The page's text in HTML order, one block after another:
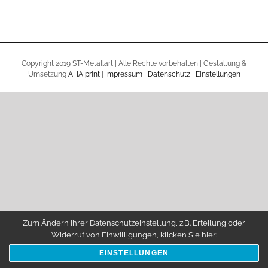
Copyright 2019 ST-Metallart | Alle Rechte vorbehalten | Gestaltung &
Umsetzung AHA!print| Impressum| Datenschutz| Einstellungen
Zum Ändern Ihrer Datenschutzeinstellung, z.B. Erteilung oder
Widerruf von Einwilligungen, klicken Sie hier:
EINSTELLUNGEN